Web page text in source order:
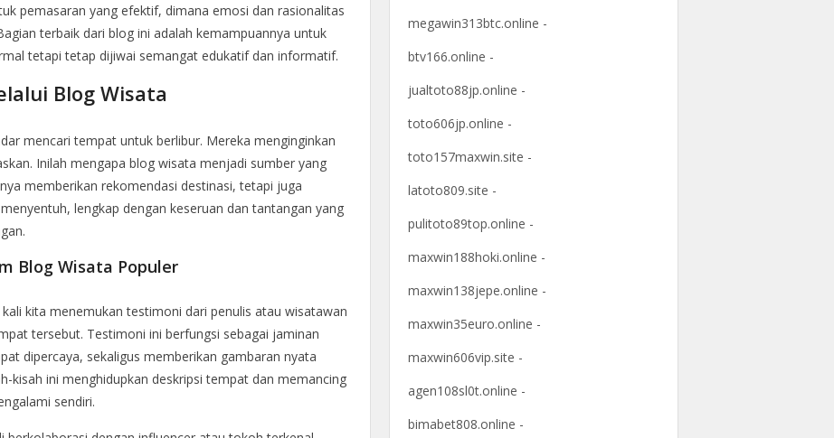
pemasaran yang efektif, dimana emosi dan rasionalitas
terbaik dari blog ini adalah kemampuannya untuk
tetapi tetap dijiwai semangat edukatif dan informatif.
Blog Wisata
mencari tempat untuk berlibur. Mereka menginginkan
Inilah mengapa blog wisata menjadi sumber yang
memberikan rekomendasi destinasi, tetapi juga
lengkap dengan keseruan dan tantangan yang
Blog Wisata Populer
kita menemukan testimoni dari penulis atau wisatawan
tersebut. Testimoni ini berfungsi sebagai jaminan
dipercaya, sekaligus memberikan gambaran nyata
kisah ini menghidupkan deskripsi tempat dan memancing
sendiri.
megawin313btc.online -
btv166.online -
jualtoto88jp.online -
toto606jp.online -
toto157maxwin.site -
latoto809.site -
pulitoto89top.online -
maxwin188hoki.online -
maxwin138jepe.online -
maxwin35euro.online -
maxwin606vip.site -
agen108sl0t.online -
bimabet808.online -